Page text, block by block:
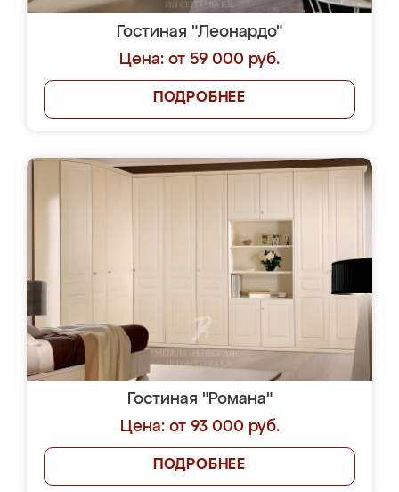
Гостиная "Леонардо"
Цена: от 59 000 руб.
ПОДРОБНЕЕ
Гостиная "Романа"
Цена: от 93 000 руб.
ПОДРОБНЕЕ